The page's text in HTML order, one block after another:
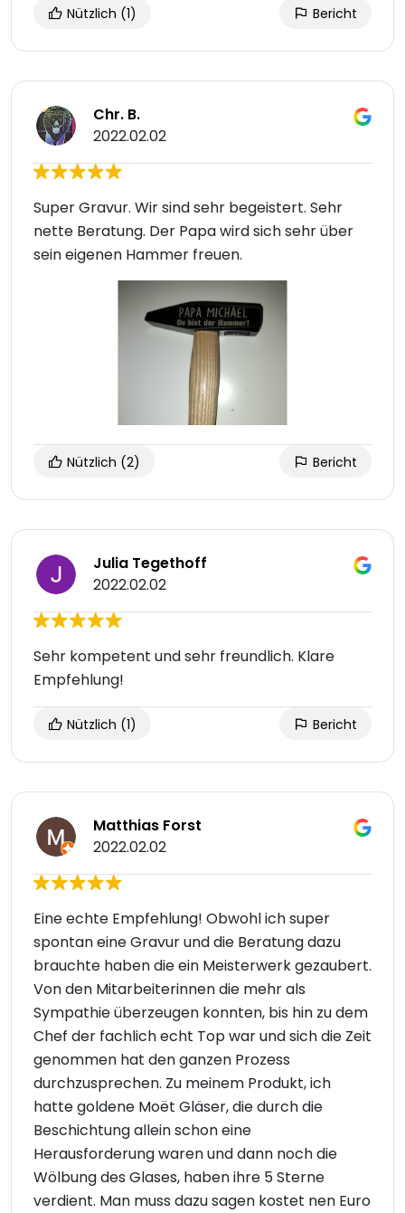
Nützlich (1) Bericht
Chr. B.
2022.02.02
Super Gravur. Wir sind sehr begeistert. Sehr
nette Beratung. Der Papa wird sich sehr über
sein eigenen Hammer freuen.
Nützlich (2) Bericht
Julia Tegethoff
2022.02.02
Sehr kompetent und sehr freundlich. Klare
Empfehlung!
Nützlich (1) Bericht
Matthias Forst
2022.02.02
Eine echte Empfehlung! Obwohl ich super
spontan eine Gravur und die Beratung dazu
brauchte haben die ein Meisterwerk gezaubert.
Von den Mitarbeiterinnen die mehr als
Sympathie überzeugen konnten, bis hin zu dem
Chef der fachlich echt Top war und sich die Zeit
genommen hat den ganzen Prozess
durchzusprechen. Zu meinem Produkt, ich
hatte goldene Moët Gläser, die durch die
Beschichtung allein schon eine
Herausforderung waren und dann noch die
Wölbung des Glases, haben ihre 5 Sterne
verdient. Man muss dazu sagen kostet nen Euro